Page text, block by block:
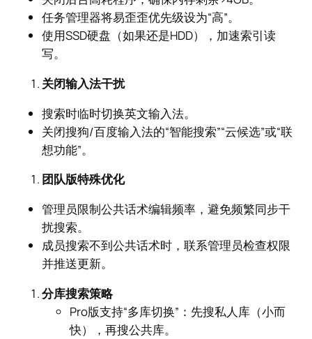
任务管理器将易歪歪优先级设为“高”。
使用SSD硬盘（如果还是HDD），加速索引读
写。
关闭输入法干扰
搜索时临时切换英文输入法。
关闭搜狗/百度输入法的“智能搜索”“云候选”或“联
想功能”。
团队版特殊优化
管理员限制公共话术编辑频率，避免频繁同步干
扰搜索。
成员搜索不到公共话术时，联系管理员检查权限
并推送更新。
分库搜索策略
Pro版支持“多库切换”：先搜私人库（小而
快），再搜公共库。